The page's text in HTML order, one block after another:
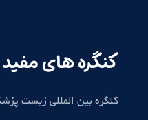
کنگره های مفید
کنگره بین المللی زیست